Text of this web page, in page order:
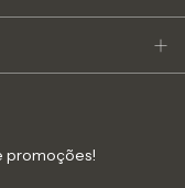
promoções!